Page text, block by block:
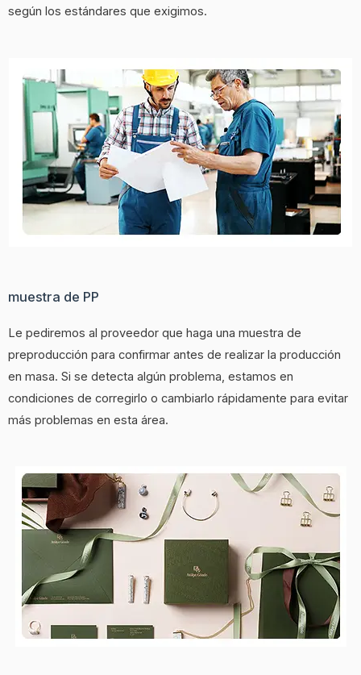
según los estándares que exigimos.
muestra de PP
Le pediremos al proveedor que haga una muestra de
preproducción para confirmar antes de realizar la producción
en masa. Si se detecta algún problema, estamos en
condiciones de corregirlo o cambiarlo rápidamente para evitar
más problemas en esta área.